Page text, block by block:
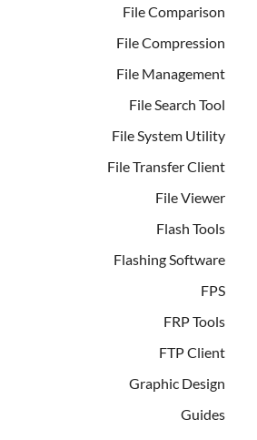
File Comparison
File Compression
File Management
File Search Tool
File System Utility
File Transfer Client
File Viewer
Flash Tools
Flashing Software
FPS
FRP Tools
FTP Client
Graphic Design
Guides